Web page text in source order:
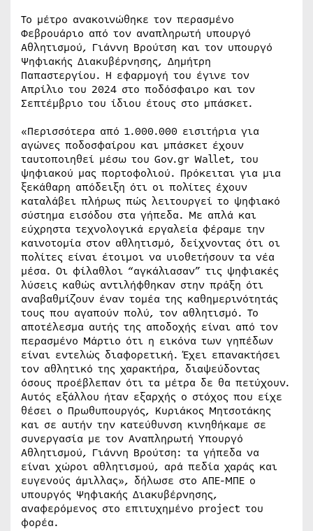
Το μέτρο ανακοινώθηκε τον περασμένο
Φεβρουάριο από τον αναπληρωτή υπουργό
Αθλητισμού, Γιάννη Βρούτση και τον υπουργό
Ψηφιακής Διακυβέρνησης, Δημήτρη
Παπαστεργίου. Η εφαρμογή του έγινε τον
Απρίλιο του 2024 στο ποδόσφαιρο και τον
Σεπτέμβριο του ίδιου έτους στο μπάσκετ.
«Περισσότερα από 1.000.000 εισιτήρια για
αγώνες ποδοσφαίρου και μπάσκετ έχουν
ταυτοποιηθεί μέσω του Gov.gr Wallet, του
ψηφιακού μας πορτοφολιού. Πρόκειται για μια
ξεκάθαρη απόδειξη ότι οι πολίτες έχουν
καταλάβει πλήρως πώς λειτουργεί το ψηφιακό
σύστημα εισόδου στα γήπεδα. Με απλά και
εύχρηστα τεχνολογικά εργαλεία φέραμε την
καινοτομία στον αθλητισμό, δείχνοντας ότι οι
πολίτες είναι έτοιμοι να υιοθετήσουν τα νέα
μέσα. Οι φίλαθλοι “αγκάλιασαν” τις ψηφιακές
λύσεις καθώς αντιλήφθηκαν στην πράξη ότι
αναβαθμίζουν έναν τομέα της καθημερινότητάς
τους που αγαπούν πολύ, τον αθλητισμό. Το
αποτέλεσμα αυτής της αποδοχής είναι από τον
περασμένο Μάρτιο ότι η εικόνα των γηπέδων
είναι εντελώς διαφορετική. Έχει επανακτήσει
τον αθλητικό της χαρακτήρα, διαψεύδοντας
όσους προέβλεπαν ότι τα μέτρα δε θα πετύχουν.
Αυτός εξάλλου ήταν εξαρχής ο στόχος που είχε
θέσει ο Πρωθυπουργός, Κυριάκος Μητσοτάκης
και σε αυτήν την κατεύθυνση κινηθήκαμε σε
συνεργασία με τον Αναπληρωτή Υπουργό
Αθλητισμού, Γιάννη Βρούτση: τα γήπεδα να
είναι χώροι αθλητισμού, αρά πεδία χαράς και
ευγενούς άμιλλας», δήλωσε στο ΑΠΕ-ΜΠΕ ο
υπουργός Ψηφιακής Διακυβέρνησης,
αναφερόμενος στο επιτυχημένο project του
φορέα.